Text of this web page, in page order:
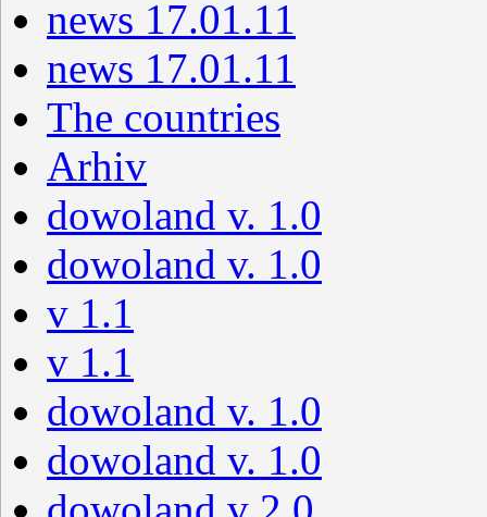
news 17.01.11
news 17.01.11
The countries
Arhiv
dowoland v. 1.0
dowoland v. 1.0
v 1.1
v 1.1
dowoland v. 1.0
dowoland v. 1.0